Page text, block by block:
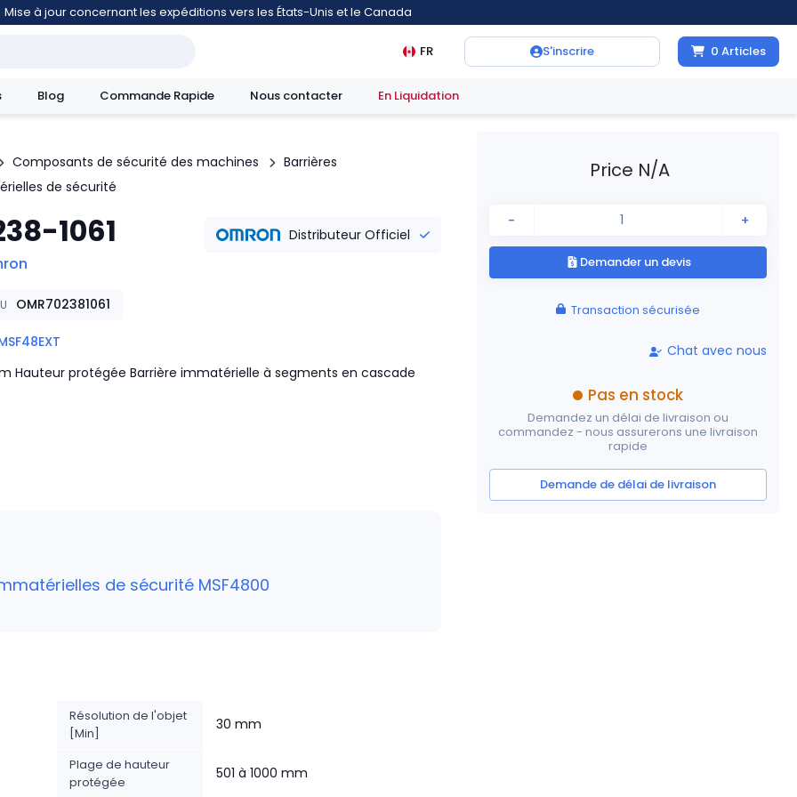
Mise à jour concernant les expéditions vers les États-Unis et le Canada
FR S'inscrire 0 Articles
Blog Commande Rapide Nous contacter En Liquidation
Composants de sécurité des machines
Barrières
de sécurité
1061 Distributeur Officiel
OMR702381061
Hauteur protégée Barrière immatérielle à segments en cascade
de sécurité MSF4800
Résolution de l'objet
[Min]
30 mm
Plage de hauteur
protégée
501 à 1000 mm
Price N/A
- +
Demander un devis
Transaction sécurisée
Chat avec nous
Pas en stock
Demandez un délai de livraison ou
commandez - nous assurerons une livraison
rapide
Demande de délai de livraison